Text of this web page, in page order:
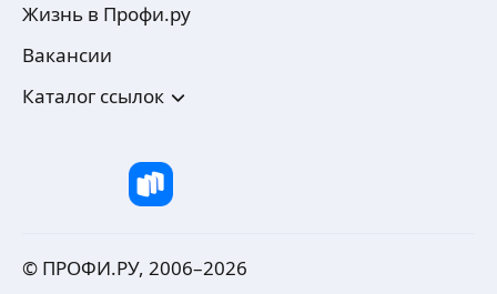
Жизнь в Профи.ру
Вакансии
Каталог ссылок
© ПРОФИ.РУ, 2006–2026